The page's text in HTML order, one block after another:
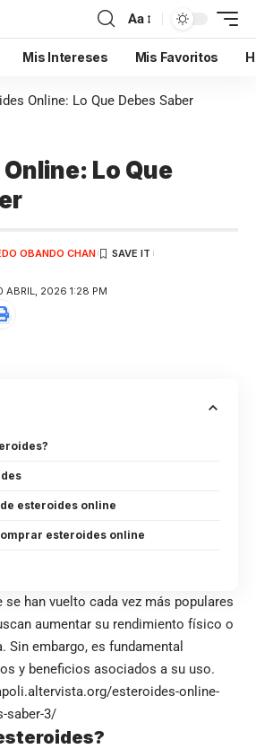
Aa
Mis Intereses Mis Favoritos
Online: Lo Que Debes Saber
Lo Que
ABRIL, 2026 1:28 PM
OBANDO CHAN
esteroides online
esteroides online
han vuelto cada vez más populares
aumentar su rendimiento físico o
Sin embargo, es fundamental
y beneficios asociados a su uso.
esteroides-online-
saber-3/